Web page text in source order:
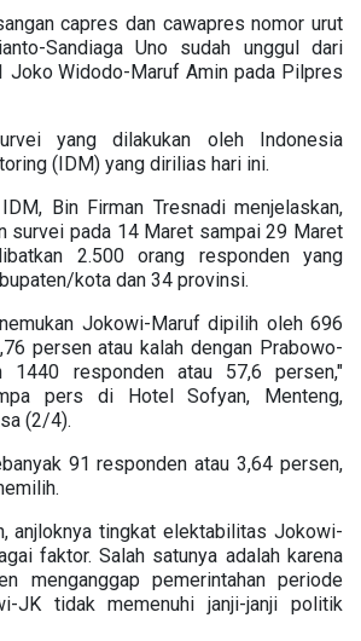
capres dan cawapres nomor urut
Sandiaga Uno sudah unggul dari
Joko Widodo-Maruf Amin pada Pilpres
yang dilakukan oleh Indonesia
(IDM) yang dirilias hari ini.
Bin Firman Tresnadi menjelaskan,
survei pada 14 Maret sampai 29 Maret
2.500 orang responden yang
kota dan 34 provinsi.
Jokowi-Maruf dipilih oleh 696
persen atau kalah dengan Prabowo-
1440 responden atau 57,6 persen,"
pers di Hotel Sofyan, Menteng,
(2/4).
91 responden atau 3,64 persen,
anjloknya tingkat elektabilitas Jokowi-
faktor. Salah satunya adalah karena
menganggap pemerintahan periode
JK tidak memenuhi janji-janji politik